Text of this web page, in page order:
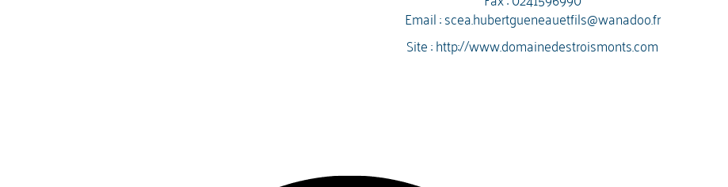
Email :scea.hubertgueneauetfils@wanadoo.fr
Site :http://www.domainedestroismonts.com